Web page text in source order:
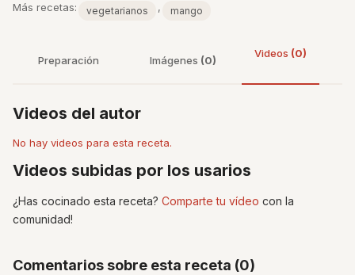
Más recetas: vegetarianos , mango
Preparación Imágenes (0)
Videos (0)
Videos del autor
No hay videos para esta receta.
Videos subidas por los usarios
¿Has cocinado esta receta? Comparte tu vídeo con la
comunidad!
Comentarios sobre esta receta (0)